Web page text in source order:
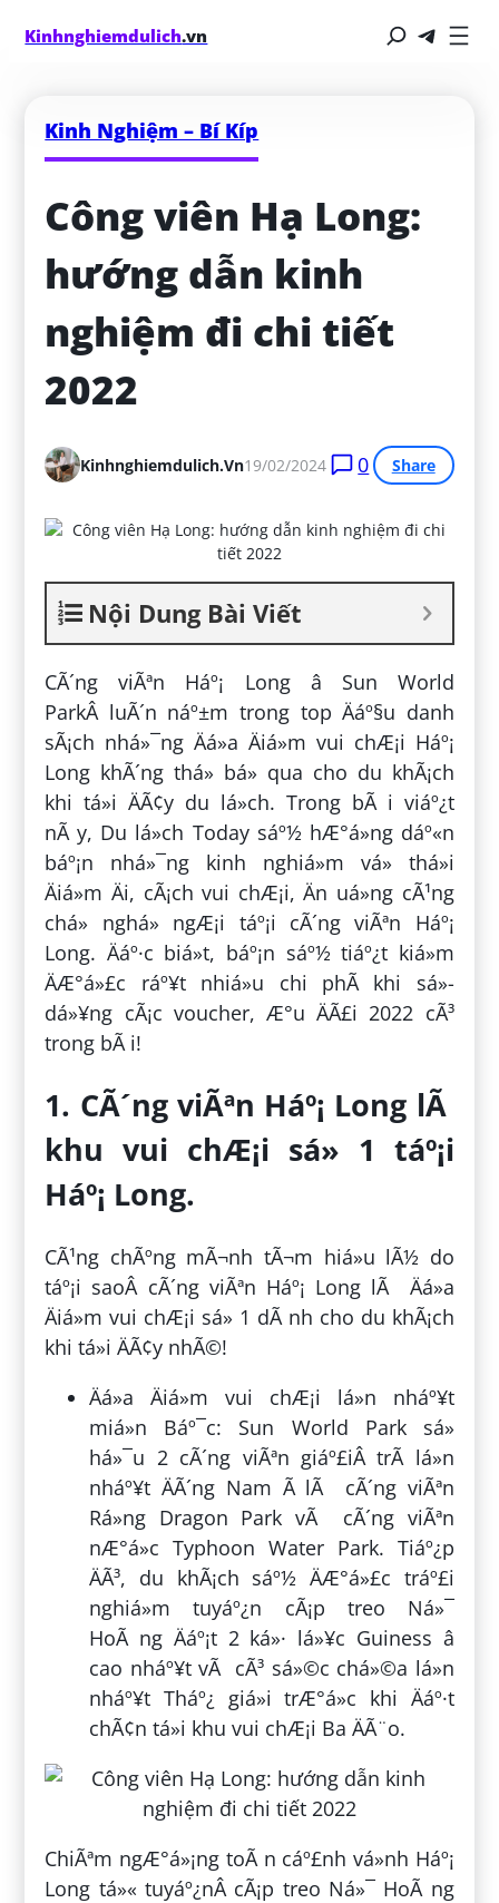
Kinhnghiemdulich.vn
Kinh Nghiệm – Bí Kíp
Công viên Hạ Long:
hướng dẫn kinh
nghiệm đi chi tiết
2022
Kinhnghiemdulich.vn19/02/2024 0 Share
Nội Dung Bài Viết
CÃ´ng viÃªn Háº¡ Long â Sun World
ParkÂ luÃ´n náº±m trong top Äáº§u danh
sÃ¡ch nhá»¯ng Äá»a Äiá»m vui chÆ¡i Háº¡
Long khÃ´ng thá» bá» qua cho du khÃ¡ch
khi tá»i ÄÃ¢y du lá»ch. Trong bÃ i viáº¿t
nÃ y, Du lá»ch Today sáº½ hÆ°á»ng dáº«n
báº¡n nhá»¯ng kinh nghiá»m vá» thá»i
Äiá»m Äi, cÃ¡ch vui chÆ¡i, Än uá»ng cÃ¹ng
chá» nghá» ngÆ¡i táº¡i cÃ´ng viÃªn Háº¡
Long. Äáº·c biá»t, báº¡n sáº½ tiáº¿t kiá»m
ÄÆ°á»£c ráº¥t nhiá»u chi phÃ­ khi sá»­
dá»¥ng cÃ¡c voucher, Æ°u ÄÃ£i 2022 cÃ³
trong bÃ i!
1. CÃ´ng viÃªn Háº¡ Long lÃ
khu vui chÆ¡i sá» 1 táº¡i
Háº¡ Long.
CÃ¹ng chÃºng mÃ¬nh tÃ¬m hiá»u lÃ½ do
táº¡i saoÂ cÃ´ng viÃªn Háº¡ Long lÃ Äá»a
Äiá»m vui chÆ¡i sá» 1 dÃ nh cho du khÃ¡ch
khi tá»i ÄÃ¢y nhÃ©!
Äá»a Äiá»m vui chÆ¡i lá»n nháº¥t
miá»n Báº¯c: Sun World Park sá»
há»¯u 2 cÃ´ng viÃªn giáº£iÂ trÃ­ lá»n
nháº¥t ÄÃ´ng Nam Ã lÃ cÃ´ng viÃªn
Rá»ng Dragon Park vÃ cÃ´ng viÃªn
nÆ°á»c Typhoon Water Park. Tiáº¿p
ÄÃ³, du khÃ¡ch sáº½ ÄÆ°á»£c tráº£i
nghiá»m tuyáº¿n cÃ¡p treo Ná»¯
HoÃ ng Äáº¡t 2 ká»· lá»¥c Guiness â
cao nháº¥t vÃ cÃ³ sá»©c chá»©a lá»n
nháº¥t Tháº¿ giá»i trÆ°á»c khi Äáº·t
chÃ¢n tá»i khu vui chÆ¡i Ba ÄÃ¨o.
ChiÃªm ngÆ°á»¡ng toÃ n cáº£nh vá»nh Háº¡
Long tá»« tuyáº¿nÂ cÃ¡p treo Ná»¯ HoÃ ng